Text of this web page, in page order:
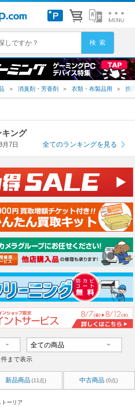
＞ 消臭剤・芳香剤 ＞ 衣類・布製品用 ＞ 携
ング
7日 全てのランキングを見る
件まで表示
新品商品 (11点) 中古商品 (0点)
トーリア